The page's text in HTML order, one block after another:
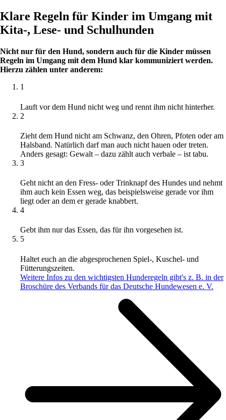
Klare Regeln für Kinder im Umgang mit
Kita-, Lese- und Schulhunden
Nicht nur für den Hund, sondern auch für die Kinder müssen
Regeln im Umgang mit dem Hund klar kommuniziert werden.
Hierzu zählen unter anderem:
1
Lauft vor dem Hund nicht weg und rennt ihm nicht hinterher.
2
Zieht dem Hund nicht am Schwanz, den Ohren, Pfoten oder am
Halsband. Natürlich darf man auch nicht hauen oder treten.
Anders gesagt: Gewalt – dazu zählt auch verbale – ist tabu.
3
Geht nicht an den Fress- oder Trinknapf des Hundes und nehmt
ihm auch kein Essen weg, das beispielsweise gerade vor ihm
liegt oder an dem er gerade knabbert.
4
Gebt ihm nur das Essen, das für ihn vorgesehen ist.
5
Haltet euch an die abgesprochenen Spiel-, Kuschel- und
Fütterungszeiten.
Weitere Infos zu den wichtigsten Hunderegeln gibt's z. B. in der
Broschüre des Verbands für das Deutsche Hundewesen e. V.